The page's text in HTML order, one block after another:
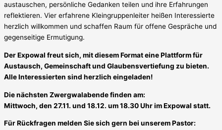
austauschen, persönliche Gedanken teilen und ihre Erfahrungen
reflektieren. Vier erfahrene Kleingruppenleiter heißen Interessierte
herzlich willkommen und schaffen Raum für offene Gespräche und
gegenseitige Ermutigung.
Der Expowal freut sich, mit diesem Format eine Plattform für
Austausch, Gemeinschaft und Glaubensvertiefung zu bieten.
Alle Interessierten sind herzlich eingeladen!
Die nächsten Zwergwalabende finden am:
Mittwoch, den 27.11. und 18.12. um 18.30 Uhr im Expowal statt.
Für Rückfragen melden Sie sich gern bei unserem Pastor: